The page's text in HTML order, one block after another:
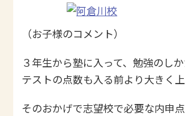
（お子様のコメント）
３年生から塾に入って、勉強のしか
テストの点数も入る前より大きく上
そのおかげで志望校で必要な内申